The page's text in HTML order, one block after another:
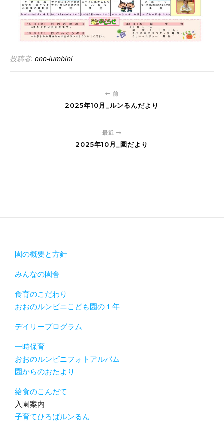
投稿者: ono-lumbini
前
2025年10月_ルンるんだより
最近
2025年10月_園だより
園の概要と方針
みんなの園舎
食育のこだわり
おおのルンビニこども園の１年
デイリープログラム
一時保育
おおのルンビニフォトアルバム
園からのおたより
給食のこんだて
入園案内
子育てひろばルンるん